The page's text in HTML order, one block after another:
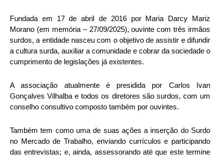
Fundada em 17 de abril de 2016 por Maria Darcy Mariz
Morano (em memória – 27/09/2025), ouvinte com três irmãos
surdos, a entidade nasceu com o objetivo de assistir e difundir
a cultura surda, auxiliar a comunidade e cobrar da sociedade o
cumprimento de legislações já existentes.
A associação atualmente é presidida por Carlos Ivan
Gonçalves Vilhalba e todos os diretores são surdos, com um
conselho consultivo composto também por ouvintes.
Também tem como uma de suas ações a inserção do Surdo
no Mercado de Trabalho, enviando currículos e participando
das entrevistas; e, ainda, assessorando até que este termine